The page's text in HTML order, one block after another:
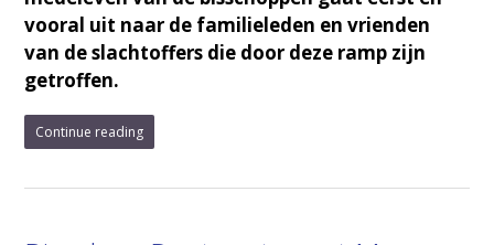
vooral uit naar de familieleden en vrienden
van de slachtoffers die door deze ramp zijn
getroffen.
Continue reading